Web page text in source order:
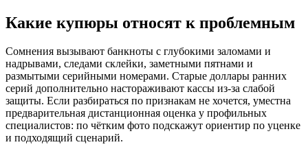
Какие купюры относят к проблемным
Сомнения вызывают банкноты с глубокими заломами и
надрывами, следами склейки, заметными пятнами и
размытыми серийными номерами. Старые доллары ранних
серий дополнительно настораживают кассы из-за слабой
защиты. Если разбираться по признакам не хочется, уместна
предварительная дистанционная оценка у профильных
специалистов: по чётким фото подскажут ориентир по уценке
и подходящий сценарий.